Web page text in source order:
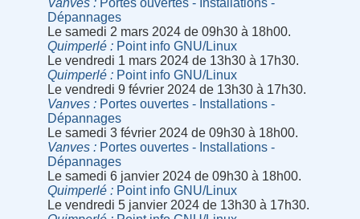
Vanves
Portes ouvertes - Installations -
Dépannages
Le samedi 2 mars 2024 de 09h30 à 18h00.
Quimperlé
Point info GNU/Linux
Le vendredi 1 mars 2024 de 13h30 à 17h30.
Quimperlé
Point info GNU/Linux
Le vendredi 9 février 2024 de 13h30 à 17h30.
Vanves
Portes ouvertes - Installations -
Dépannages
Le samedi 3 février 2024 de 09h30 à 18h00.
Vanves
Portes ouvertes - Installations -
Dépannages
Le samedi 6 janvier 2024 de 09h30 à 18h00.
Quimperlé
Point info GNU/Linux
Le vendredi 5 janvier 2024 de 13h30 à 17h30.